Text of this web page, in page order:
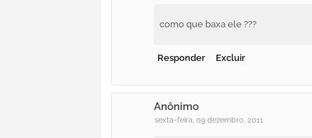
como que baxa ele ???
Responder Excluir
Anônimo
sexta-feira, 09 dezembro, 2011